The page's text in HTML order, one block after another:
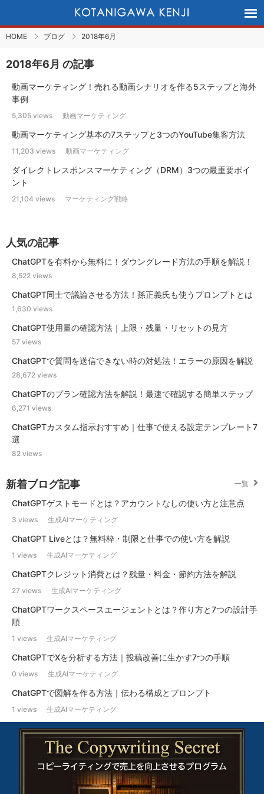
HOME ブログ 2018年6月
2018年6月 の記事
動画マーケティング！売れる動画シナリオを作る5ステップと海外
事例
5,305 views 動画マーケティング
動画マーケティング基本の7ステップと3つのYouTube集客方法
11,203 views 動画マーケティング
ダイレクトレスポンスマーケティング（DRM）3つの最重要ポイ
ント
21,104 views マーケティング戦略
人気の記事
ChatGPTを有料から無料に！ダウングレード方法の手順を解説！
8,522 views
ChatGPT同士で議論させる方法！孫正義氏も使うプロンプトとは
1,630 views
ChatGPT使用量の確認方法｜上限・残量・リセットの見方
57 views
ChatGPTで質問を送信できない時の対処法！エラーの原因を解説
28,672 views
ChatGPTのプラン確認方法を解説！最速で確認する簡単ステップ
6,271 views
ChatGPTカスタム指示おすすめ｜仕事で使える設定テンプレート7
選
82 views
新着ブログ記事 一覧
ChatGPTゲストモードとは？アカウントなしの使い方と注意点
3 views 生成AIマーケティング
ChatGPT Liveとは？無料枠・制限と仕事での使い方を解説
1 views 生成AIマーケティング
ChatGPTクレジット消費とは？残量・料金・節約方法を解説
27 views 生成AIマーケティング
ChatGPTワークスペースエージェントとは？作り方と7つの設計手
順
1 views 生成AIマーケティング
ChatGPTでXを分析する方法｜投稿改善に生かす7つの手順
0 views 生成AIマーケティング
ChatGPTで図解を作る方法｜伝わる構成とプロンプト
1 views 生成AIマーケティング